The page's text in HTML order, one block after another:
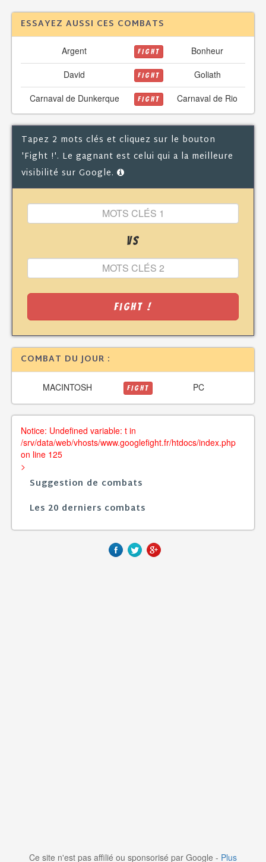
ESSAYEZ AUSSI CES COMBATS
Argent FIGHT
Bonheur
David
FIGHT
Goliath
Carnaval de Dunkerque
FIGHT Carnaval de Rio
Tapez 2 mots clés et cliquez sur le bouton
'Fight !'. Le gagnant est celui qui a la meilleure
visibilité sur Google.
VS
Fight !
COMBAT DU JOUR :
MACINTOSH FIGHT PC
Notice: Undefined variable: t in
/srv/data/web/vhosts/www.googlefight.fr/htdocs/index.php
on line 125
>
Suggestion de combats
Les 20 derniers combats
Ce site n'est pas affilié ou sponsorisé par Google - Plus